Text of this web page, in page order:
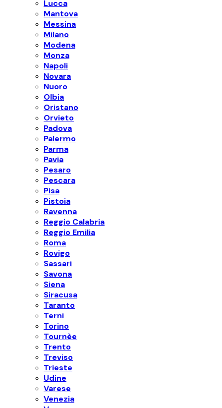
Lucca
Mantova
Messina
Milano
Modena
Monza
Napoli
Novara
Nuoro
Olbia
Oristano
Orvieto
Padova
Palermo
Parma
Pavia
Pesaro
Pescara
Pisa
Pistoia
Ravenna
Reggio Calabria
Reggio Emilia
Roma
Rovigo
Sassari
Savona
Siena
Siracusa
Taranto
Terni
Torino
Tournèe
Trento
Treviso
Trieste
Udine
Varese
Venezia